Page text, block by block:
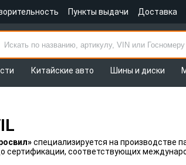
Пункты выдачи Доставка
Китайские авто Шины и диски
специализируется на производстве
сертификации, соответствующих